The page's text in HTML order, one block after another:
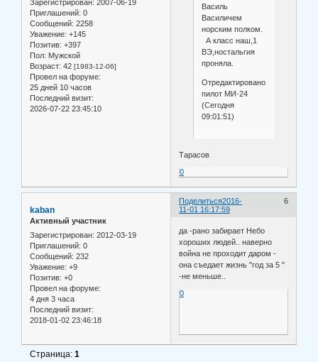
Зарегистрирован: 2007-06-19
Приглашений: 0
Сообщений: 2258
Уважение: +145
Позитив: +397
Пол: Мужской
Возраст: 42 [1983-12-06]
Провел на форуме:
25 дней 10 часов
Последний визит:
2026-07-22 23:45:10
Василь
Василичем
норским полком.
А класс наш,1
ВЭ,ностальгия
проняла.
Отредактировано
пилот МИ-24
(Сегодня
09:01:51)
Тарасов
0
Поделиться 6
2016-
11-01 16:17:59
kaban
Активный участник
Зарегистрирован: 2012-03-19
Приглашений: 0
Сообщений: 232
Уважение: +9
Позитив: +0
Провел на форуме:
4 дня 3 часа
Последний визит:
2018-01-02 23:46:18
да -рано забирает Небо
хороших людей.. наверно
война не проходит даром -
она съедает жизнь "год за 5 "
-не меньше..
0
Страница:1